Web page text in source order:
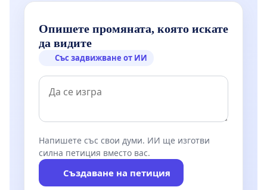
Опишете промяната, която искате
да видите
Със задвижване от ИИ
Напишете със свои думи. ИИ ще изготви
силна петиция вместо вас.
Създаване на петиция